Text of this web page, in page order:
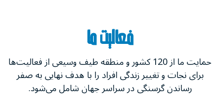
فعالیت ما
حمایت ما از 120 کشور و منطقه طیف وسیعی از فعالیت‌ها
برای نجات و تغییر زندگی‌ افراد را با هدف نهایی به صفر
رساندن گرسنگی در سراسر جهان شامل می‌شود.